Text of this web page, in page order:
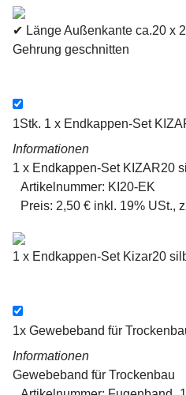
✔ Länge Außenkante ca.20 x
Gehrung geschnitten
1Stk. 1 x Endkappen-Set
Informationen
1 x Endkappen-Set KIZAR20
Artikelnummer: KI20-EK
Preis: 2,50 € inkl. 19% USt.,
1 x Endkappen-Set Kizar20
1x Gewebeband für
Informationen
Gewebeband für Trockenbau